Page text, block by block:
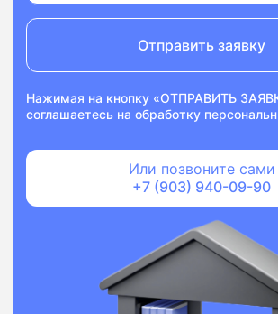
Отправить заявку
Нажимая на кнопку «ОТПРАВИТЬ
соглашаетесь на обработку
Или позвоните сами
+7 (903) 940-09-90